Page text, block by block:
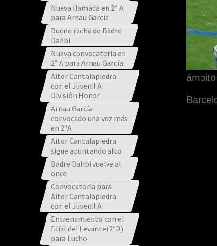
Nueva llamada en 2ª A
para Arnau García
Buena racha de Badre
Dahbi
Nueva convocatoria en
2ª A para Arnau García
Aitor Cantalapiedra
con el Juvenil A
División Honor
Arnau García
convocado una vez más
en 2ªA
Aitor Cantalapiedra
sigue apuntando alto
Badre Dahbi vuelve al
once
Convocatoria para
Aitor Cantalapiedra
con el Juvenil A
Entrenamiento con el
filial del Levante(2ªB)
para Lucho